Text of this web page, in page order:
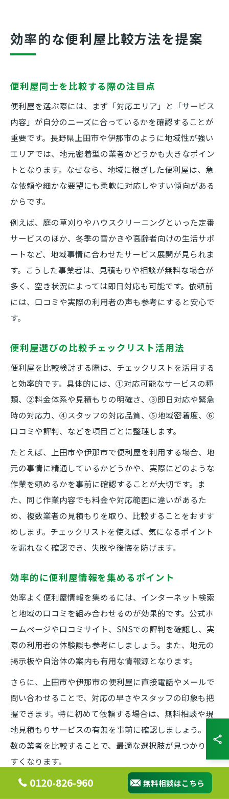
効率的な便利屋比較方法を提案
便利屋同士を比較する際の注目点
便利屋を選ぶ際には、まず「対応エリア」と「サービス
内容」が自分のニーズに合っているかを確認することが
重要です。長野県上田市や伊那市のように地域性が強い
エリアでは、地元密着型の業者かどうかも大きなポイン
トとなります。なぜなら、地域に根ざした便利屋は、急
な依頼や細かな要望にも柔軟に対応しやすい傾向がある
からです。
例えば、庭の草刈りやハウスクリーニングといった定番
サービスのほか、冬季の雪かきや高齢者向けの生活サポ
ートなど、地域事情に合わせたサービス展開が見られま
す。こうした事業者は、見積もりや相談が無料な場合が
多く、空き状況によっては即日対応も可能です。依頼前
には、口コミや実際の利用者の声も参考にすると安心で
す。
便利屋選びの比較チェックリスト活用法
便利屋を比較検討する際は、チェックリストを活用する
と効率的です。具体的には、①対応可能なサービスの種
類、②料金体系や見積もりの明確さ、③即日対応や緊急
時の対応力、④スタッフの対応品質、⑤地域密着度、⑥
口コミや評判、などを項目ごとに整理します。
たとえば、上田市や伊那市で便利屋を利用する場合、地
元の事情に精通しているかどうかや、実際にどのような
作業を頼めるかを事前に確認することが大切です。ま
た、同じ作業内容でも料金や対応範囲に違いがあるた
め、複数業者の見積もりを取り、比較することをおすす
めします。チェックリストを使えば、気になるポイント
を漏れなく確認でき、失敗や後悔を防げます。
効率的に便利屋情報を集めるポイント
効率よく便利屋情報を集めるには、インターネット検索
と地域の口コミを組み合わせるのが効果的です。公式ホ
ームページや口コミサイト、SNSでの評判を確認し、実
際の利用者の体験談も参考にしましょう。また、地元の
掲示板や自治体の案内も有用な情報源となります。
さらに、上田市や伊那市の便利屋に直接電話やメールで
問い合わせることで、対応の早さやスタッフの印象も把
握できます。特に初めて依頼する場合は、無料相談や現
地見積もりサービスの有無を事前に確認しましょう。複
数の業者を比較することで、最適な選択肢が見つかりや
すくなります。
便利屋比較で迷った時の判断基準
0120-826-960 無料相談はこちら